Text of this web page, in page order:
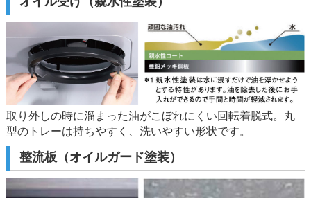
取り外しの時に溜まった油がこぼれにくい回転着脱式。丸
型のトレーは持ちやすく、洗いやすい形状です。
整流板（オイルガード塗装）